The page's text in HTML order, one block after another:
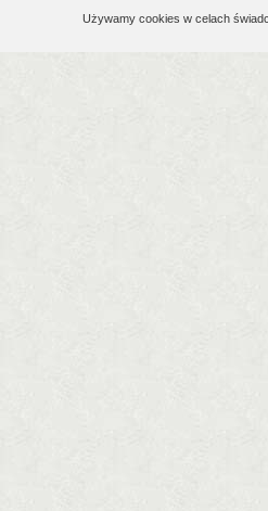
Używamy cookies w celach